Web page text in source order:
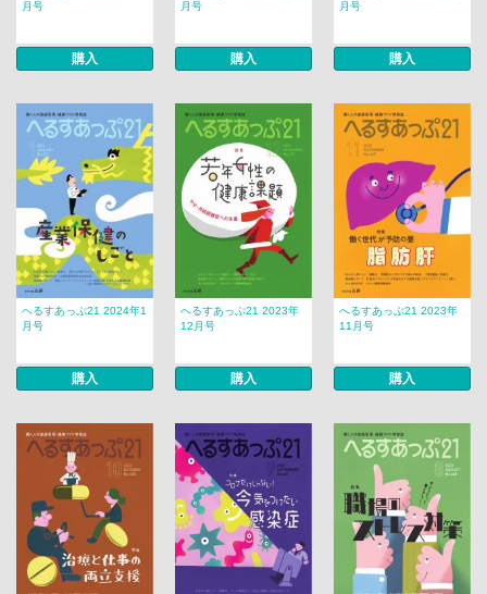
月号
購入
月号
購入
月号
購入
へるすあっぷ21 2024年1
月号
購入
へるすあっぷ21 2023年
12月号
購入
へるすあっぷ21 2023年
11月号
購入